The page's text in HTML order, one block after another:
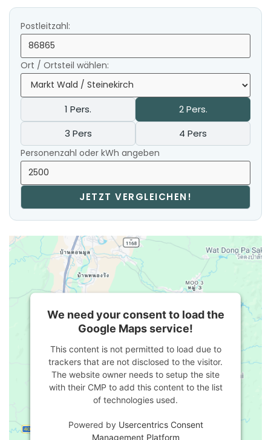
Postleitzahl:
Ort / Ortsteil wählen:
1 Pers.
2 Pers.
3 Pers
4 Pers
Personenzahl oder kWh angeben
JETZT VERGLEICHEN!
We need your consent to load the
Google Maps service!
This content is not permitted to load due to
trackers that are not disclosed to the visitor.
The website owner needs to setup the site
with their CMP to add this content to the list
of technologies used.
Powered by Usercentrics Consent
Management Platform